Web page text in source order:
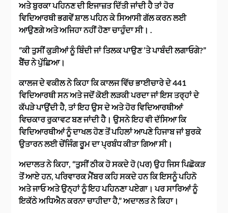
ਅਤੇ ਬੁਰਕਾ ਪਹਿਨਣ ਦੀ ਇਜਾਜ਼ਤ ਦਿੱਤੀ ਜਾਂਦੀ ਹੈ ਤਾਂ ਹੋਰ
ਵਿਦਿਆਰਥੀ ਭਗਵੇਂ ਸ਼ਾਲ ਪਹਿਨ ਕੇ ਸਿਆਸੀ ਗੱਲ ਕਰਨ ਲਈ
ਆਉਣਗੇ ਅਤੇ ਅਜਿਹਾ ਨਹੀਂ ਹੋਣਾ ਚਾਹੁੰਦਾ ਸੀ। .
“ਕੀ ਤੁਸੀਂ ਕੁੜੀਆਂ ਨੂੰ ਬਿੰਦੀ ਜਾਂ ਤਿਲਕ ਪਾਉਣ ‘ਤੇ ਪਾਬੰਦੀ ਲਗਾਓਗੇ?”
ਬੈਂਚ ਨੇ ਪੁੱਛਿਆ।
ਕਾਲਜ ਦੇ ਵਕੀਲ ਨੇ ਕਿਹਾ ਕਿ ਕਾਲਜ ਵਿੱਚ ਭਾਈਚਾਰੇ ਦੇ 441
ਵਿਦਿਆਰਥੀ ਸਨ ਅਤੇ ਜਦੋਂ ਕੋਈ ਲੜਕੀ ਪਰਦਾ ਜਾਂ ਇਸ ਤਰ੍ਹਾਂ ਦੇ
ਕੱਪੜੇ ਪਾਉਂਦੀ ਹੈ, ਤਾਂ ਇਹ ਉਸ ਦੇ ਅਤੇ ਹੋਰ ਵਿਦਿਆਰਥੀਆਂ
ਵਿਚਕਾਰ ਰੁਕਾਵਟ ਬਣ ਜਾਂਦੀ ਹੈ। ਉਸਨੇ ਇਹ ਵੀ ਦੱਸਿਆ ਕਿ
ਵਿਦਿਆਰਥੀਆਂ ਨੂੰ ਦਾਖਲ ਹੋਣ ਤੋਂ ਪਹਿਲਾਂ ਆਪਣੇ ਹਿਜਾਬ ਜਾਂ ਬੁਰਕੇ
ਉਤਾਰਨ ਲਈ ਚੇਂਜਿੰਗ ਰੂਮ ਦਾ ਪ੍ਰਬੰਧ ਕੀਤਾ ਗਿਆ ਸੀ।
ਅਦਾਲਤ ਨੇ ਕਿਹਾ, “ਤੁਸੀਂ ਠੀਕ ਹੋ ਸਕਦੇ ਹੋ (ਪਰ) ਉਹ ਜਿਸ ਪਿਛੋਕੜ
ਤੋਂ ਆਏ ਹਨ, ਪਰਿਵਾਰਕ ਮੈਂਬਰ ਕਹਿ ਸਕਦੇ ਹਨ ਕਿ ਇਸਨੂੰ ਪਹਿਨੋ
ਅਤੇ ਜਾਓ ਅਤੇ ਉਨ੍ਹਾਂ ਨੂੰ ਇਹ ਪਹਿਨਣਾ ਪਏਗਾ। ਪਰ ਸਾਰਿਆਂ ਨੂੰ
ਇਕੱਠੇ ਅਧਿਐਨ ਕਰਨਾ ਚਾਹੀਦਾ ਹੈ,” ਅਦਾਲਤ ਨੇ ਕਿਹਾ।